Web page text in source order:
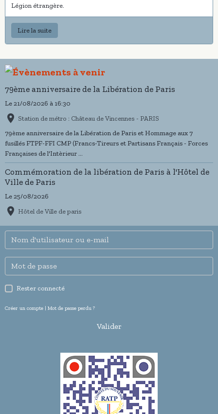
Légion étrangère.
Lire la suite
79ème anniversaire de la Libération de Paris
Le 21/08/2026 à 16:30
Station de métro : Château de Vincennes - PARIS
79ème anniversaire de la Libération de Paris et Hommage aux 7
fusillés FTPF-FFI CMP (Francs-Tireurs et Partisans Français - Forces
Françaises de l'Intèrieur ...
Commémoration de la libération de Paris à l'Hôtel de
Ville de Paris
Le 25/08/2026
Hôtel de Ville de paris
Rester connecté
Créer un compte | Mot de passe perdu ?
Valider